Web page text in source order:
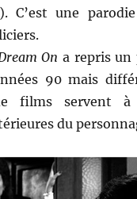
C’est une
On a repris un
90 mais
films servent à
du